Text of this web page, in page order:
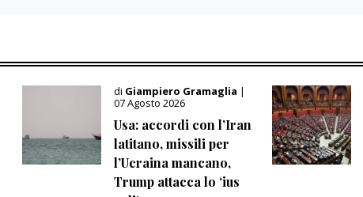
di Giampiero Gramaglia |
07 Agosto 2026
Usa: accordi con l’Iran
latitano, missili per
l’Ucraina mancano,
Trump attacca lo ‘ius